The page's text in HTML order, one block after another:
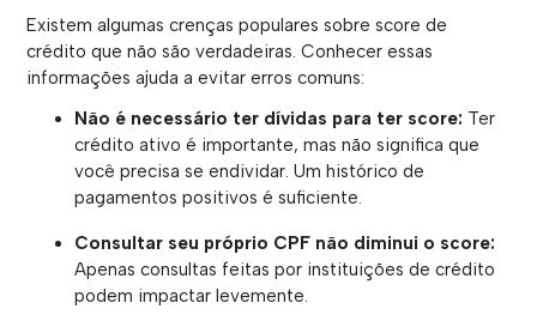
Existem algumas crenças populares sobre score de
crédito que não são verdadeiras. Conhecer essas
informações ajuda a evitar erros comuns:
Não é necessário ter dívidas para ter score: Ter
crédito ativo é importante, mas não significa que
você precisa se endividar. Um histórico de
pagamentos positivos é suficiente.
Consultar seu próprio CPF não diminui o score:
Apenas consultas feitas por instituições de crédito
podem impactar levemente.